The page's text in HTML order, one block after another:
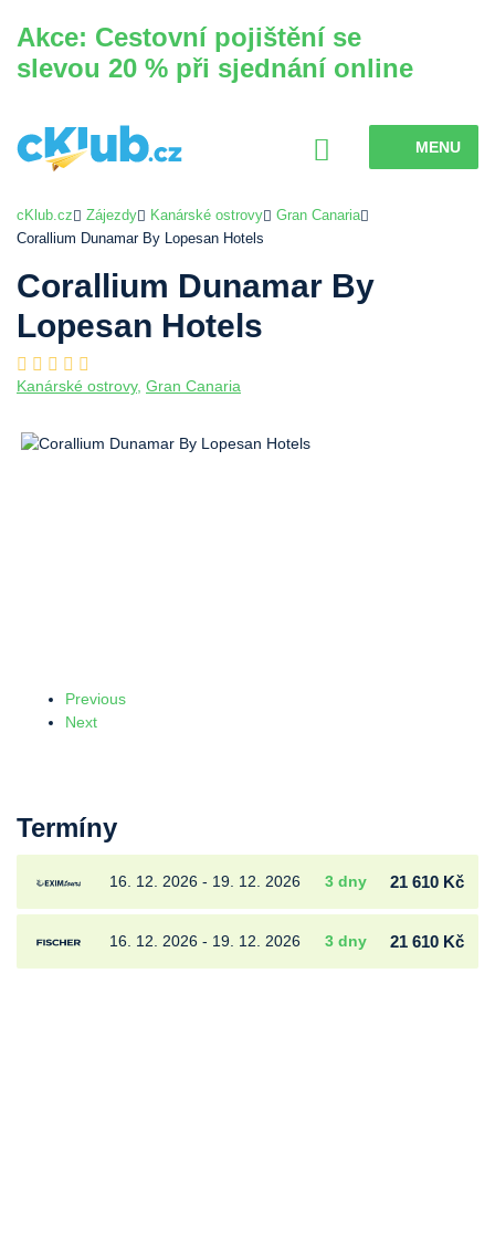
Akce: Cestovní pojištění se
slevou 20 % při sjednání online
MENU
cKlub.cz Zájezdy Kanárské ostrovy
Gran Canaria
Corallium Dunamar By Lopesan Hotels
Corallium Dunamar By
Lopesan Hotels
Kanárské ostrovy, Gran Canaria
Previous
Next
Termíny
16. 12. 2026 - 19. 12. 2026 3 dny 21 610 Kč
16. 12. 2026 - 19. 12. 2026 3 dny 21 610 Kč